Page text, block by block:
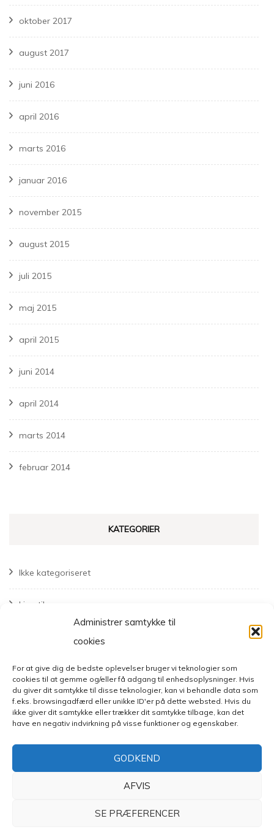
Administrer samtykke til
cookies
For at give dig de bedste oplevelser bruger vi teknologier som
cookies til at gemme og/eller få adgang til enhedsoplysninger. Hvis
du giver dit samtykke til disse teknologier, kan vi behandle data som
f.eks. browsingadfærd eller unikke ID'er på dette websted. Hvis du
ikke giver dit samtykke eller trækker dit samtykke tilbage, kan det
have en negativ indvirkning på visse funktioner og egenskaber.
GODKEND
AFVIS
SE PRÆFERENCER
oktober 2017
august 2017
juni 2016
april 2016
marts 2016
januar 2016
november 2015
august 2015
juli 2015
maj 2015
april 2015
juni 2014
april 2014
marts 2014
februar 2014
KATEGORIER
Ikke kategoriseret
Livsstil